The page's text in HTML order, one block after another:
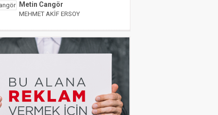
Metin Cangör
MEHMET AKİF ERSOY